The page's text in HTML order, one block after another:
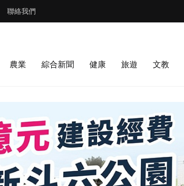
聯絡我們
農業 綜合新聞 健康 旅遊 文教